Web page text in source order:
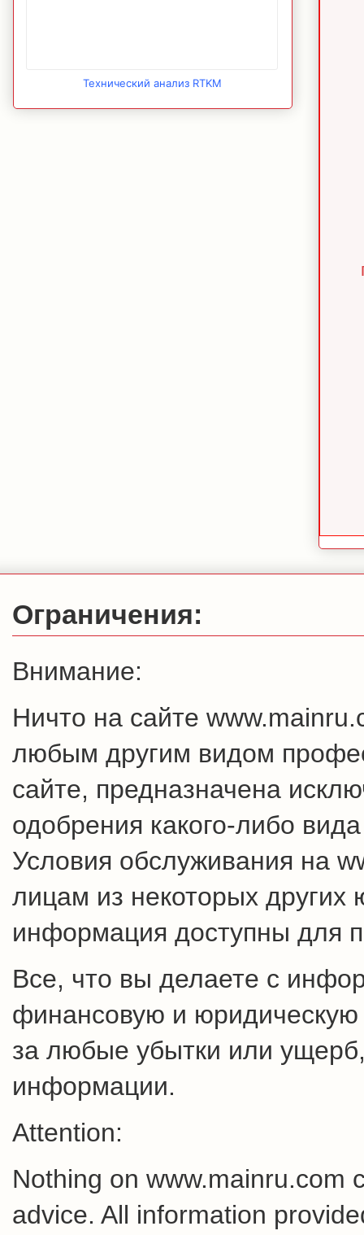
Технический анализ RTKM
Ограничения:
Внимание:
Ничто на сайте
любым другим видом
сайте, предназначена
одобрения какого-либо
Условия обслуживания на
лицам из некоторых других
информация доступны для
Все, что вы делаете с
финансовую и юридическую
за любые убытки или
информации.
Attention:
Nothing on www.mainru.com
advice. All information